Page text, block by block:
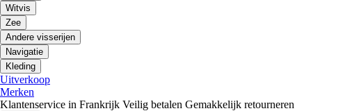
Witvis
Zee
Andere visserijen
Navigatie
Kleding
Uitverkoop
Merken
Klantenservice in Frankrijk Veilig betalen Gemakkelijk retourneren